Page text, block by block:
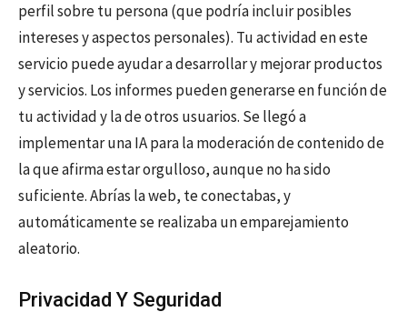
perfil sobre tu persona (que podría incluir posibles
intereses y aspectos personales). Tu actividad en este
servicio puede ayudar a desarrollar y mejorar productos
y servicios. Los informes pueden generarse en función de
tu actividad y la de otros usuarios. Se llegó a
implementar una IA para la moderación de contenido de
la que afirma estar orgulloso, aunque no ha sido
suficiente. Abrías la web, te conectabas, y
automáticamente se realizaba un emparejamiento
aleatorio.
Privacidad Y Seguridad